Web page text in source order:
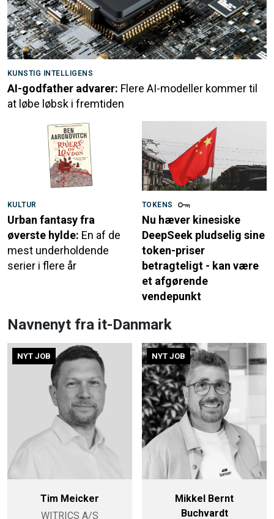
KUNSTIG INTELLIGENS
AI-godfather advarer: Flere AI-modeller kommer til
at løbe løbsk i fremtiden
KULTUR
Urban fantasy fra
øverste hylde: En af de
mest underholdende
serier i flere år
TOKENS
Nu hæver kinesiske
DeepSeek pludselig sine
token-priser
betragteligt - kan være
et afgørende
vendepunkt
Navnenyt fra it-Danmark
NYT JOB
Tim Meicker
WITRICS A/S
NYT JOB
Mikkel Bernt
Buchvardt